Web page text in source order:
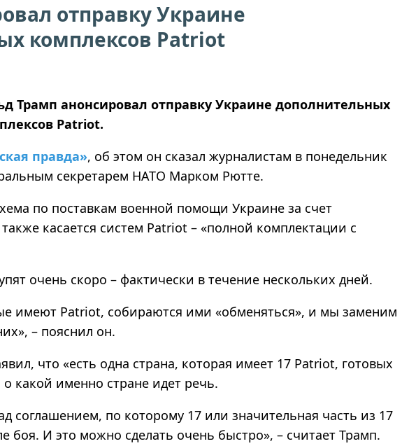
отправку Украине
комплексов Patriot
Трамп анонсировал отправку Украине дополнительных
Patriot.
правда», об этом он сказал журналистам в понедельник
секретарем НАТО Марком Рютте.
по поставкам военной помощи Украине за счет
касается систем Patriot – «полной комплектации с
очень скоро – фактически в течение нескольких дней.
имеют Patriot, собираются ими «обменяться», и мы заменим
– пояснил он.
что «есть одна страна, которая имеет 17 Patriot, готовых
о какой именно стране идет речь.
соглашением, по которому 17 или значительная часть из 17
боя. И это можно сделать очень быстро», – считает Трамп.